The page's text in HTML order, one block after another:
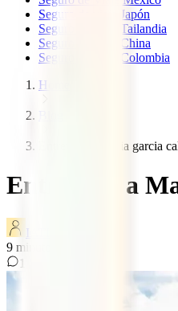
Seguro de viaje Japón
Seguro de viaje Tailandia
Seguro de viaje China
Seguro de viaje Colombia
Home
Entrevista a maria garcia
Entrevista a
9 minutos de lectura
1